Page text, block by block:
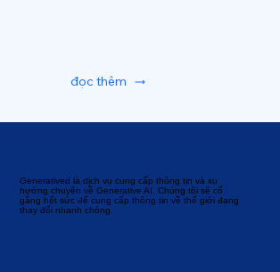
Generatived là dịch vụ cung cấp thông tin và xu
hướng chuyên về Generative AI. Chúng tôi sẽ cố
gắng hết sức để cung cấp thông tin về thế giới đang
thay đổi nhanh chóng.
đọc thêm